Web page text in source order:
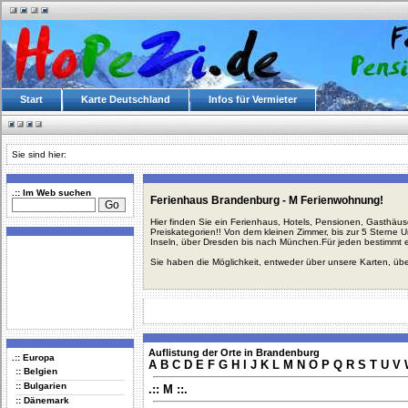
Start Karte Deutschland Infos für Vermieter
Sie sind hier:
.:: Im Web suchen
.:: Europa
:: Belgien
:: Bulgarien
:: Dänemark
Ferienhaus Brandenburg - M Ferienwohnung!
Hier finden Sie ein Ferienhaus, Hotels, Pensionen,
Preiskategorien!! Von dem kleinen Zimmer, bis zur 5 Sterne
Inseln, über Dresden bis nach München.Für jeden bestimmt
Sie haben die Möglichkeit, entweder über unsere Karten,
Auflistung der Orte in Brandenburg
A B C D E F G H J K L M N O P Q R S T U V
.:: M ::.